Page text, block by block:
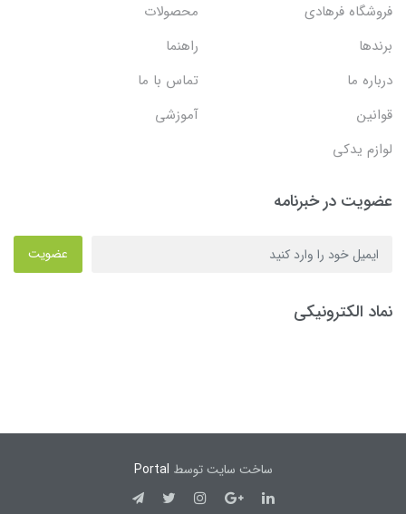
فروشگاه فرهادی
محصولات
برندها
راهنما
درباره ما
تماس با ما
قوانین
آموزشی
لوازم یدکی
عضویت در خبرنامه
عضویت
نماد الکترونیکی
ساخت سایت توسط Portal